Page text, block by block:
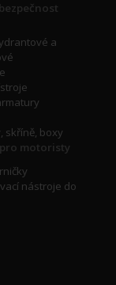
a
skříně, boxy
motoristy
nástroje do